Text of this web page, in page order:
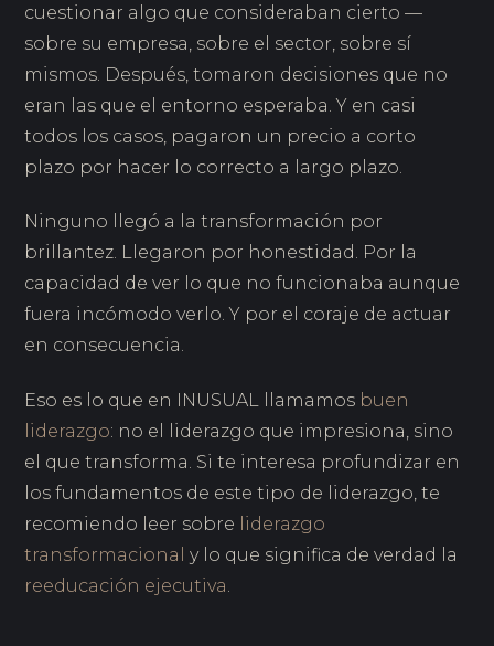
cuestionar algo que consideraban cierto —
sobre su empresa, sobre el sector, sobre sí
mismos. Después, tomaron decisiones que no
eran las que el entorno esperaba. Y en casi
todos los casos, pagaron un precio a corto
plazo por hacer lo correcto a largo plazo.
Ninguno llegó a la transformación por
brillantez. Llegaron por honestidad. Por la
capacidad de ver lo que no funcionaba aunque
fuera incómodo verlo. Y por el coraje de actuar
en consecuencia.
Eso es lo que en INUSUAL llamamos buen
liderazgo: no el liderazgo que impresiona, sino
el que transforma. Si te interesa profundizar en
los fundamentos de este tipo de liderazgo, te
recomiendo leer sobre liderazgo
transformacional y lo que significa de verdad la
reeducación ejecutiva.